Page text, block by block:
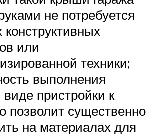
не потребуется
или
техники;
выполнения
виде пристройки к
позволит существенно
на материалах для